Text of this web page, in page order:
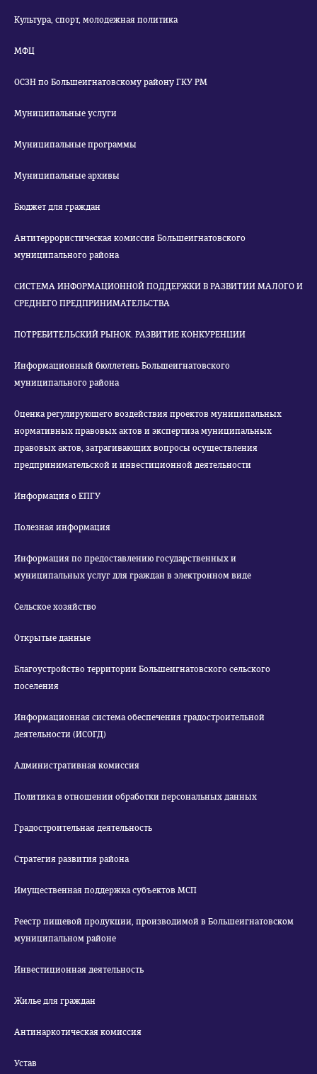
Культура, спорт, молодежная политика
МФЦ
ОСЗН по Большеигнатовскому району ГКУ РМ
Муниципальные услуги
Муниципальные программы
Муниципальные архивы
Бюджет для граждан
Антитеррористическая комиссия Большеигнатовского
муниципального района
СИСТЕМА ИНФОРМАЦИОННОЙ ПОДДЕРЖКИ В РАЗВИТИИ МАЛОГО И
СРЕДНЕГО ПРЕДПРИНИМАТЕЛЬСТВА
ПОТРЕБИТЕЛЬСКИЙ РЫНОК. РАЗВИТИЕ КОНКУРЕНЦИИ
Информационный бюллетень Большеигнатовского
муниципального района
Оценка регулирующего воздействия проектов муниципальных
нормативных правовых актов и экспертиза муниципальных
правовых актов, затрагивающих вопросы осуществления
предпринимательской и инвестиционной деятельности
Информация о ЕПГУ
Полезная информация
Информация по предоставлению государственных и
муниципальных услуг для граждан в электронном виде
Сельское хозяйство
Открытые данные
Благоустройство территории Большеигнатовского сельского
поселения
Информационная система обеспечения градостроительной
деятельности (ИСОГД)
Административная комиссия
Политика в отношении обработки персональных данных
Градостроительная деятельность
Стратегия развития района
Имущественная поддержка субъектов МСП
Реестр пищевой продукции, производимой в Большеигнатовском
муниципальном районе
Инвестиционная деятельность
Жилье для граждан
Антинаркотическая комиссия
Устав